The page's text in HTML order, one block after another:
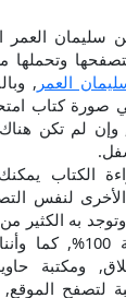
سليمان العمر
وتحملها
العمر ,
صورة كتاب
وإن لم تكن
الكتاب
لنفس
وتوجد به الكثير
هذه الكتب مجانية
ومكتبة